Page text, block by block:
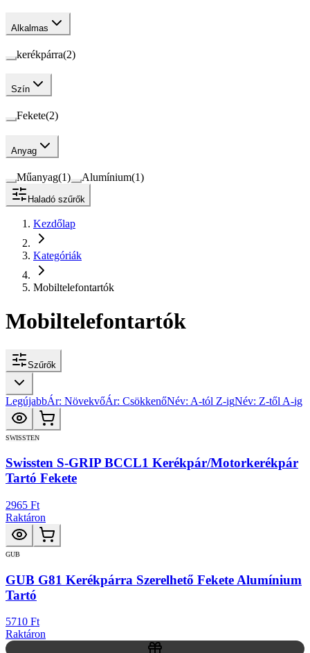
Alkalmas
kerékpárra(2)
Szín
Fekete(2)
Anyag
Műanyag(1) Alumínium(1)
Haladó szűrők
Kezdőlap
Kategóriák
Mobiltelefontartók
Mobiltelefontartók
Szűrők
LegújabbÁr: NövekvőÁr: CsökkenőNév: A-tól Z-igNév: Z-től A-ig
SWISSTEN
Swissten S-GRIP BCCL1 Kerékpár/Motorkerékpár
Tartó Fekete
2965 Ft
Raktáron
GUB
GUB G81 Kerékpárra Szerelhető Fekete Alumínium
Tartó
5710 Ft
Raktáron